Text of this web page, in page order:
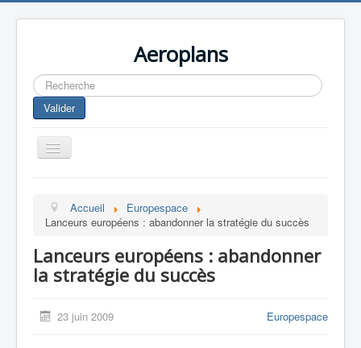
Aeroplans
Rechercher
Valider
Toggle
Navigation
Aviation Commerciale
Aviation Militaire
Drones
Accueil
Europespace
Lanceurs européens : abandonner la stratégie du succès
Lanceurs européens : abandonner
la stratégie du succès
23 juin 2009 Europespace